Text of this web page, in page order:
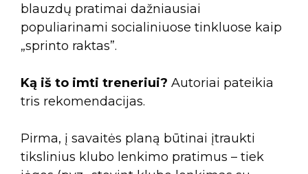
blauzdų pratimai dažniausiai
populiarinami socialiniuose tinkluose kaip
„sprinto raktas”.
Ką iš to imti treneriui? Autoriai pateikia
tris rekomendacijas.
Pirma, į savaitės planą būtinai įtraukti
tikslinius klubo lenkimo pratimus – tiek